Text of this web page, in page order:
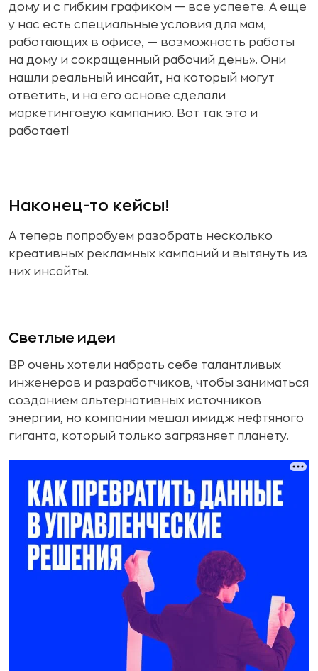
дому и с гибким графиком — все успеете. А еще
у нас есть специальные условия для мам,
работающих в офисе, — возможность работы
на дому и сокращенный рабочий день». Они
нашли реальный инсайт, на который могут
ответить, и на его основе сделали
маркетинговую кампанию. Вот так это и
работает!
Наконец-то кейсы!
А теперь попробуем разобрать несколько
креативных рекламных кампаний и вытянуть из
них инсайты.
Светлые идеи
BP очень хотели набрать себе талантливых
инженеров и разработчиков, чтобы заниматься
созданием альтернативных источников
энергии, но компании мешал имидж нефтяного
гиганта, который только загрязняет планету.